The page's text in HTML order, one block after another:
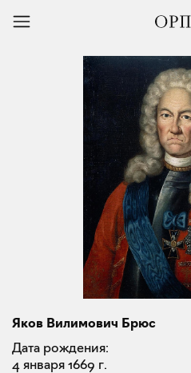
Яков Вилимович Брюс
Дата рождения:
4 января 1669 г.